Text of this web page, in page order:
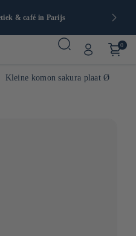
& café in Parijs
0
Kleine komon sakura plaat Ø